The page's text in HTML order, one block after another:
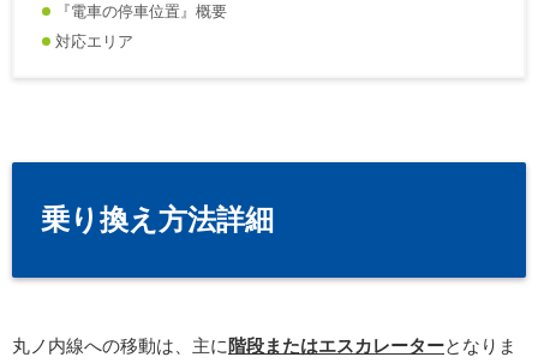
『電車の停車位置』概要
対応エリア
乗り換え方法詳細
丸ノ内線への移動は、主に 階段またはエスカレーターとなりま